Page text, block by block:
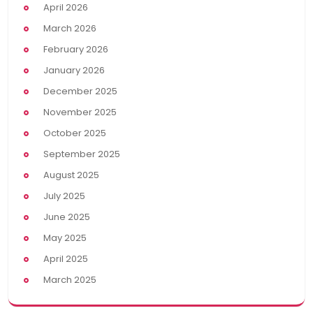
April 2026
March 2026
February 2026
January 2026
December 2025
November 2025
October 2025
September 2025
August 2025
July 2025
June 2025
May 2025
April 2025
March 2025